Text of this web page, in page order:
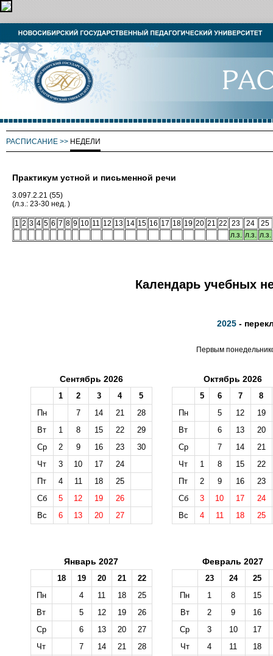
РАСПИСАНИЕ >> НЕДЕЛИ
Практикум устной и письменной речи
3.097.2.21 (55)
(л.з.: 23-30 нед. )
1 2 3 4 5 6 7 8 9 10 11 12 13 14 15 16 17 18 19 20 21 22 23 24
25
л.з. л.з. л.з.
Календарь учебных
2025 -
Первым
Сентябрь 2026
1 2 3 4
5
Пн
7 14 21
28
Вт
1 8 15 22
29
Ср
2 9 16 23
30
Чт
3 10 17
24
Пт
4 11 18
25
Сб
5 12 19
26
Вс
6 13 20 27
Октябрь 2026
5 6 7
8
Пн
5 12
19
Вт
6 13
20
Ср
7 14
21
Чт
1 8 15
22
Пт
2 9 16
23
Сб
3 10 17
24
Вс
4 11 18 25
Январь 2027
18 19 20 21
22
Пн
4 11 18
25
Вт
5 12 19
26
Ср
6 13 20
27
Чт
7 14 21
28
Февраль 2027
23 24
25
Пн
1 8
15
Вт
2 9
16
Ср
3 10
17
Чт
4 11
18